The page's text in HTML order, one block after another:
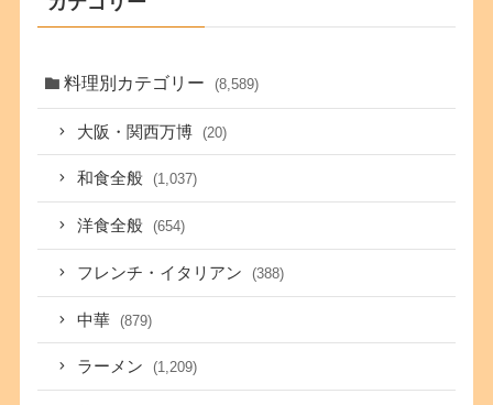
料理別カテゴリー (8,589)
大阪・関西万博 (20)
和食全般 (1,037)
洋食全般 (654)
フレンチ・イタリアン (388)
中華 (879)
ラーメン (1,209)